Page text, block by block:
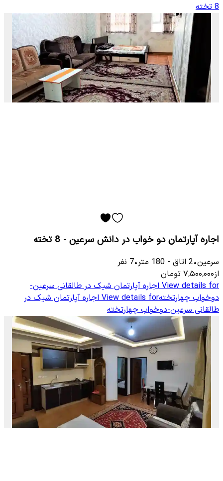
8 تخته
اجاره آپارتمان دو خواب در دانش سرعین - 8 تخته
سرعین•
2 اتاق -
180 متر•
7 نفر
از۷٬۵۰۰٬۰۰۰ تومان
View details for اجاره آپارتمان شیک در طالقانی سرعین-
دوخواب چهارتختهView details for اجاره آپارتمان شیک در
طالقانی سرعین-دوخواب چهارتخته